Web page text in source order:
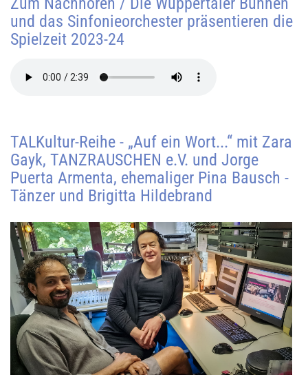
und das Sinfonieorchester präsentieren die
Spielzeit 2023-24
TALKultur-Reihe - „Auf ein Wort...“ mit Zara
Gayk, TANZRAUSCHEN e.V. und Jorge
Puerta Armenta, ehemaliger Pina Bausch -
Tänzer und Brigitta Hildebrand